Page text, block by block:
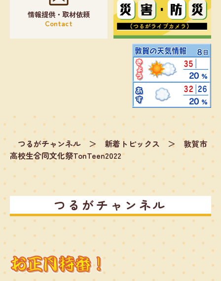
情報提供・取材依頼
Contact
つるがチャンネル ＞ 新着トピックス ＞
敦賀市
高校生合同文化祭TonTeen2022
つるがチャンネル